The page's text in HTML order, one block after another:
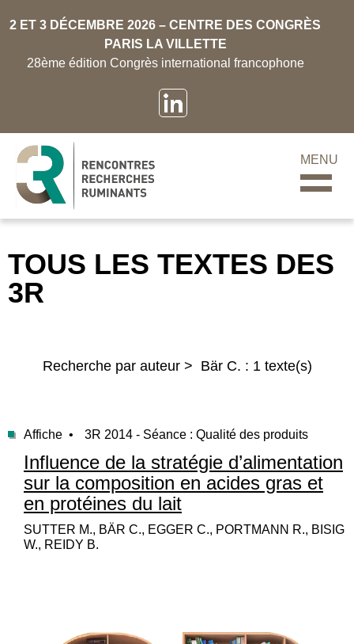
2 ET 3 DÉCEMBRE 2026 – CENTRE DES CONGRÈS
PARIS LA VILLETTE
28ème édition Congrès international francophone
MENU
TOUS LES TEXTES DES
3R
Recherche par auteur > Bär C. : 1 texte(s)
Affiche • 3R 2014 - Séance : Qualité des produits
Influence de la stratégie d’alimentation
sur la composition en acides gras et
en protéines du lait
SUTTER M., BÄR C., EGGER C., PORTMANN R., BISIG
W., REIDY B.